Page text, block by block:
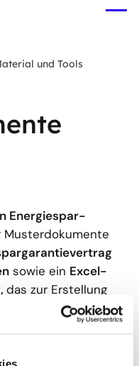
und Tools
Energiespar-
Musterdokumente
sowie ein Excel-
das zur Erstellung
mit der
kann. Sie